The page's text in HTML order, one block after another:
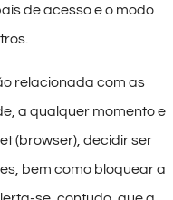
de acesso e o modo
relacionada com as
a qualquer momento e
(browser), decidir ser
bem como bloquear a